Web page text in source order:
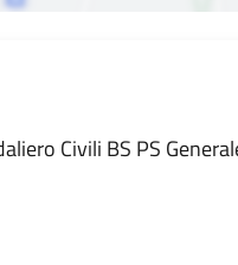
Civili BS PS